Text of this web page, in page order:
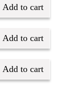
Add to cart
Add to cart
Add to cart